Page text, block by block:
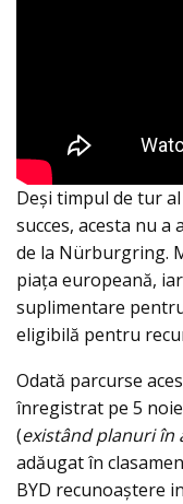
Deși timpul de tur
succes, acesta nu
de la Nürburgring.
piața europeană,
suplimentare
eligibilă pentru
Odată parcurse
înregistrat pe 5
(existând planuri în
adăugat în
BYD recunoaștere